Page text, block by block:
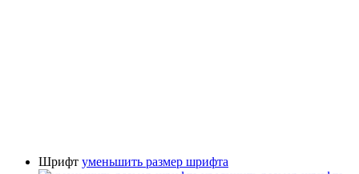
Шрифт уменьшить размер шрифта